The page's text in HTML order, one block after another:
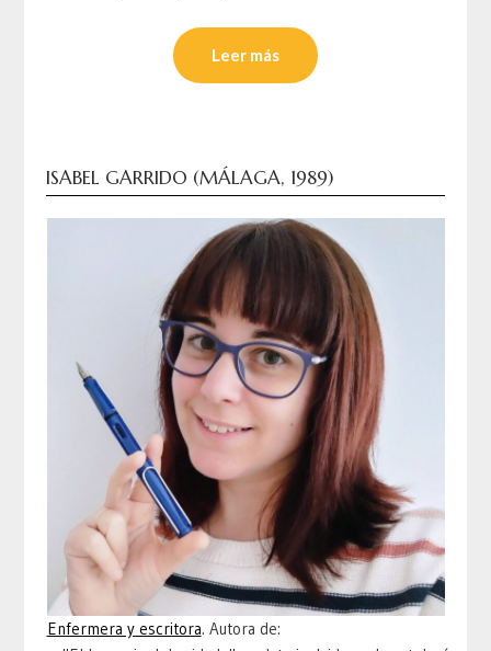
Leer más
ISABEL GARRIDO (MÁLAGA, 1989)
Enfermera y escritora. Autora de: